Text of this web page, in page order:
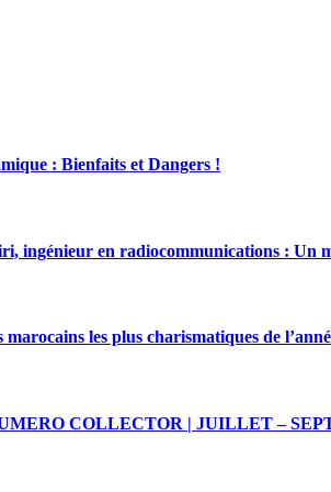
: Bienfaits et Dangers !
ingénieur en radiocommunications : Un
les plus charismatiques de
COLLECTOR | JUILLET –